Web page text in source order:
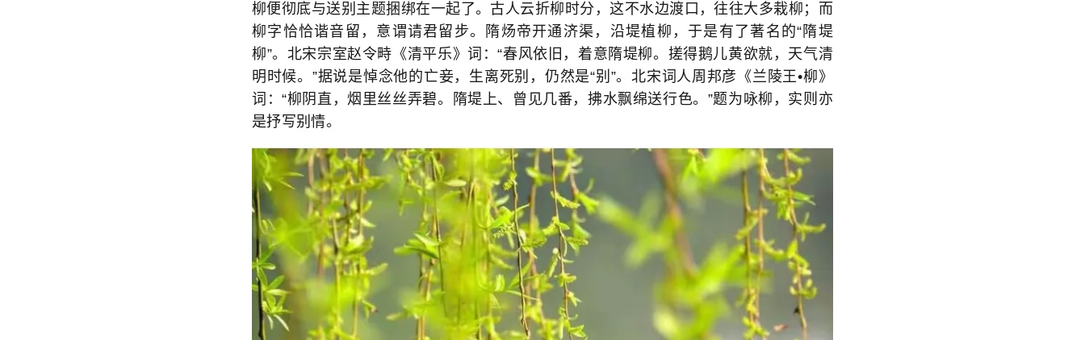
柳便彻底与送别主题捆绑在一起了。古人云折柳时分，这不水边渡口，往往大多栽柳；而
柳字恰恰谐音留，意谓请君留步。隋炀帝开通济渠，沿堤植柳，于是有了著名的“隋堤
柳”。北宋宗室赵令畤《清平乐》词：“春风依旧，着意隋堤柳。搓得鹅儿黄欲就，天气清
明时候。”据说是悼念他的亡妾，生离死别，仍然是“别”。北宋词人周邦彦《兰陵王•柳》
词：“柳阴直，烟里丝丝弄碧。隋堤上、曾见几番，拂水飘绵送行色。”题为咏柳，实则亦
是抒写别情。